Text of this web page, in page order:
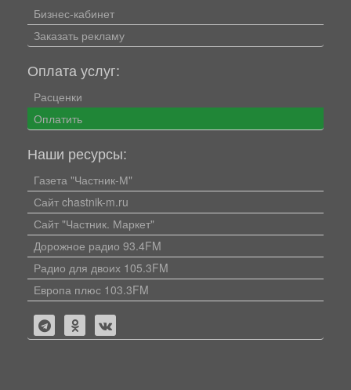
Бизнес-кабинет
Заказать рекламу
Оплата услуг:
Расценки
Оплатить
Наши ресурсы:
Газета "Частник-М"
Сайт chastnik-m.ru
Сайт "Частник. Маркет"
Дорожное радио 93.4FM
Радио для двоих 105.3FM
Европа плюс 103.3FM